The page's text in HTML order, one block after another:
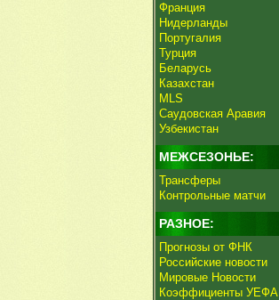
Франция
Нидерланды
Португалия
Турция
Беларусь
Казахстан
MLS
Саудовская Аравия
Узбекистан
МЕЖСЕЗОНЬЕ:
Трансферы
Контрольные матчи
РАЗНОЕ:
Прогнозы от ФНК
Российские новости
Мировые Новости
Коэффициенты УЕФА